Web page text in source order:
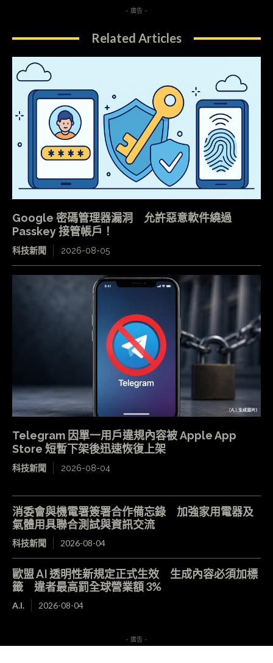
- 廣告 -
Related Articles
Google 密碼管理器漏洞 允許惡意軟件繞過
Passkey 接管帳戶！
科技新聞 2026-08-05
Telegram 因單一用戶違規內容被 Apple App
Store 短暫下架後迅速恢復上架
科技新聞 2026-08-04
消委會與機電署簽署合作備忘錄 加強家用電器及
氣體用具聯合測試與資訊交流
科技新聞 2026-08-04
歐盟 AI 透明性新規定正式生效 生成內容必須加標
籤 違者最高罰全球營業額 3%
A.I. 2026-08-04
- 廣告 -